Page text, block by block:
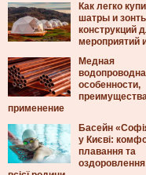
Как легко
шатры и
конструкций
мероприятий
Медная
особенности,
применение
Басейн
у Києві:
плавання та